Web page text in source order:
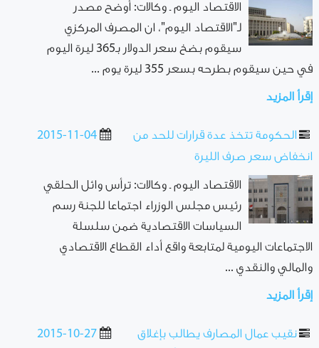
الاقتصاد اليوم ـ وكالات: أوضح مصدر
لـ"الاقتصاد اليوم"، ان المصرف المركزي
سيقوم بضخ سعر الدولار بـ365 ليرة اليوم
في حين سيقوم بطرحه بسعر 355 ليرة يوم ...
إقرأ المزيد
2015-11-04
الحكومة تتخذ عدة قرارات للحد من
انخفاض سعر صرف الليرة
الاقتصاد اليوم ـ وكالات: ترأس وائل الحلقي
رئيس مجلس الوزراء اجتماعا للجنة رسم
السياسات الاقتصادية ضمن سلسلة
الاجتماعات اليومية لمتابعة واقع أداء القطاع الاقتصادي
والمالي والنقدي ...
إقرأ المزيد
2015-10-27
نقيب عمال المصارف يطالب بإغلاق